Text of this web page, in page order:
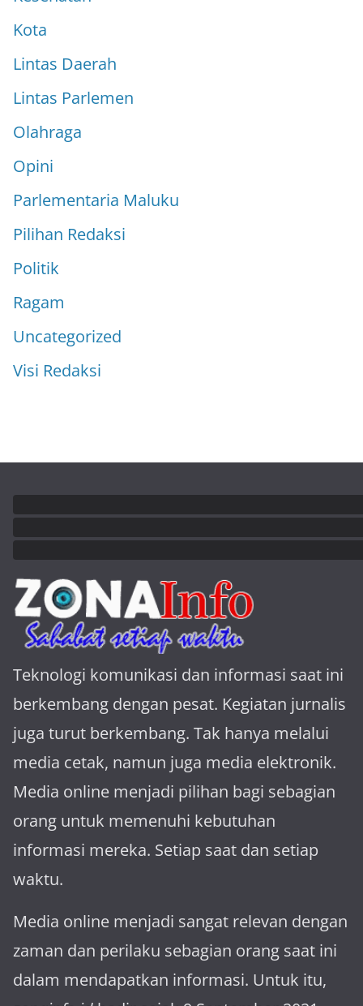
Kota
Lintas Daerah
Lintas Parlemen
Olahraga
Opini
Parlementaria Maluku
Pilihan Redaksi
Politik
Ragam
Uncategorized
Visi Redaksi
Teknologi komunikasi dan informasi saat ini
berkembang dengan pesat. Kegiatan jurnalis
juga turut berkembang. Tak hanya melalui
media cetak, namun juga media elektronik.
Media online menjadi pilihan bagi sebagian
orang untuk memenuhi kebutuhan
informasi mereka. Setiap saat dan setiap
waktu.
Media online menjadi sangat relevan dengan
za­man dan perilaku sebagian orang saat ini
dalam mendapatkan informasi. Untuk itu,